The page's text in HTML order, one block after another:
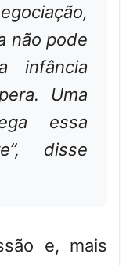
não pode
infância
Uma
essa
disse
e, mais